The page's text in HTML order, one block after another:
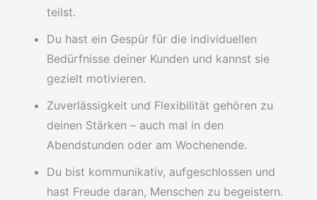
teilst.
Du hast ein Gespür für die individuellen
Bedürfnisse deiner Kunden und kannst sie
gezielt motivieren.
Zuverlässigkeit und Flexibilität gehören zu
deinen Stärken – auch mal in den
Abendstunden oder am Wochenende.
Du bist kommunikativ, aufgeschlossen und
hast Freude daran, Menschen zu begeistern.